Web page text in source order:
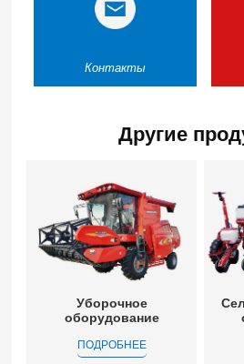
Контакты
Другие
Уборочное
оборудование
ПОДРОБНЕЕ